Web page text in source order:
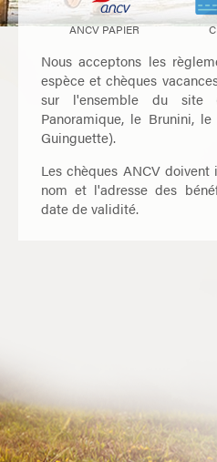
ANCV PAPIER
Nous acceptons les
espèce et chèques
sur l'ensemble du site
Panoramique, le Brunini,
Guinguette).
Les chèques ANCV
nom et l'adresse des
date de validité.